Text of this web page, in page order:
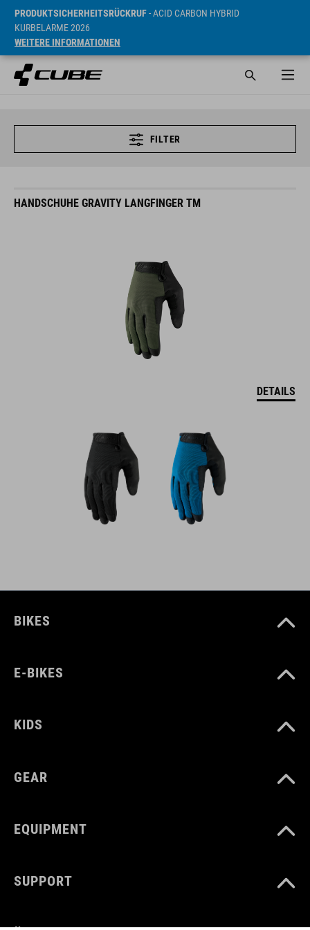
PRODUKTSICHERHEITSRÜCKRUF- ACID CARBON HYBRID
KURBELARME 2026
WEITERE INFORMATIONEN
FILTER
HANDSCHUHE GRAVITY LANGFINGER TM
DETAILS
BIKES
E-BIKES
KIDS
GEAR
EQUIPMENT
SUPPORT